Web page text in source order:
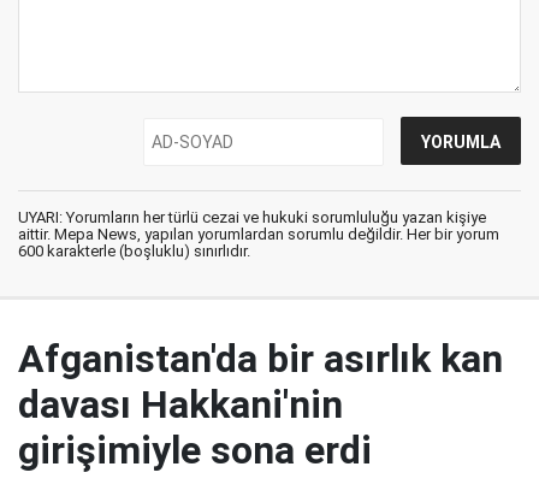
UYARI: Yorumların her türlü cezai ve hukuki sorumluluğu yazan kişiye
aittir. Mepa News, yapılan yorumlardan sorumlu değildir. Her bir yorum
600 karakterle (boşluklu) sınırlıdır.
Afganistan'da bir asırlık kan
davası Hakkani'nin
girişimiyle sona erdi